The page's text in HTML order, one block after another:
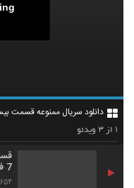
دانلود سریال ممنوعه قسمت بیستم 20(قسمت 7 فصل 2
۱ از ۳ ویدئو
۶۵۴ بازدید